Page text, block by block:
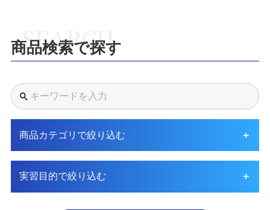
商品検索で探す
商品カテゴリで絞り込む
実習目的で絞り込む